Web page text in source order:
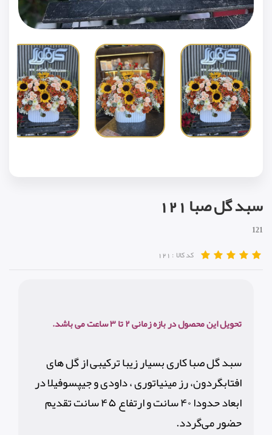
سبد گل صبا 121
121
کد کالا : 121
تحویل این محصول در بازه زمانی ۲ تا ۳ ساعت می باشد.
سبد گل صبا کاری بسیار زیبا ترکیبی از گل های
افتابگردون، رز مینیاتوری ، داودی و جیپسوفیلا در
ابعاد حدودا ۴٠ سانت و ارتفاع ۴۵ سانت تقدیم
حضور می‌گردد.